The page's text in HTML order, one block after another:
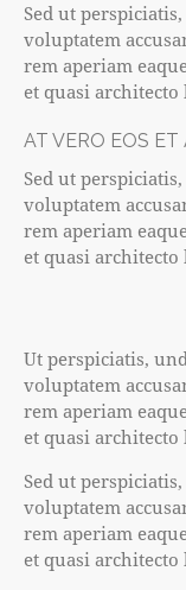
Sed ut
voluptatem
rem aperiam
et quasi architecto
AT VERO EOS ET
Sed ut
voluptatem
rem aperiam
et quasi architecto
Ut perspiciatis,
voluptatem
rem aperiam
et quasi architecto
Sed ut
voluptatem
rem aperiam
et quasi architecto